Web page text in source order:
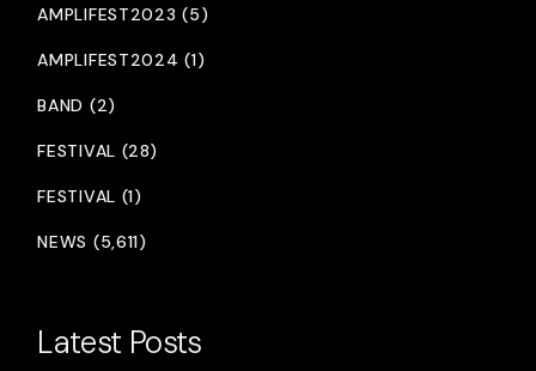
AMPLIFEST2023 (5)
AMPLIFEST2024 (1)
BAND (2)
FESTIVAL (28)
FESTIVAL (1)
NEWS (5,611)
Latest Posts